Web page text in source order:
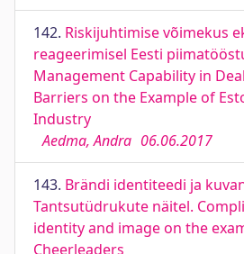
142. Riskijuhtimise võimekus
reageerimisel Eesti
Management Capability in
Barriers on the Example of
Industry
Aedma, Andra 06.06.2017
143. Brändi identiteedi ja
Tantsutüdrukute näitel.
identity and image on the
Cheerleaders